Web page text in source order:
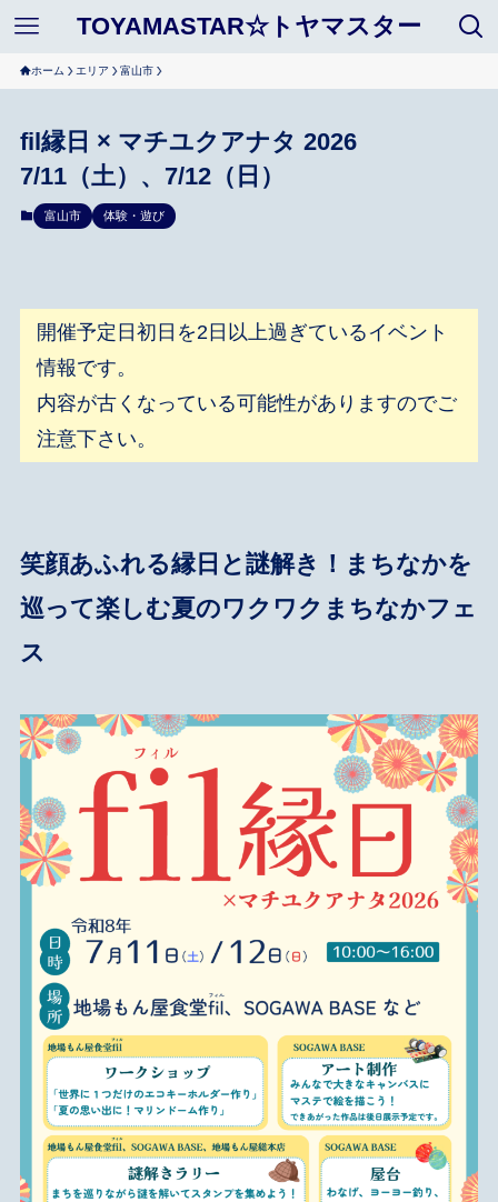
TOYAMASTAR☆トヤマスター
ホーム エリア 富山市
fil縁日 × マチユクアナタ 2026
7/11（土）、7/12（日）
富山市 体験・遊び
開催予定日初日を2日以上過ぎているイベント
情報です。
内容が古くなっている可能性がありますのでご
注意下さい。
笑顔あふれる縁日と謎解き！まちなかを
巡って楽しむ夏のワクワクまちなかフェ
ス